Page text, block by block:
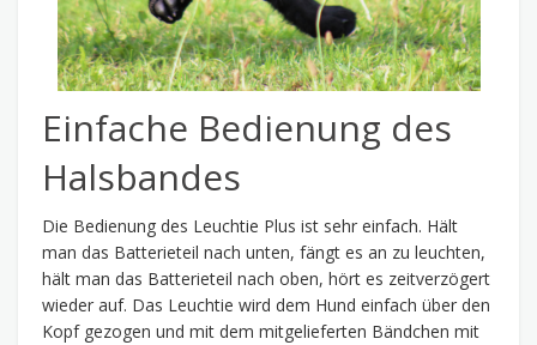
Einfache Bedienung des
Halsbandes
Die Bedienung des Leuchtie Plus ist sehr einfach. Hält
man das Batterieteil nach unten, fängt es an zu leuchten,
hält man das Batterieteil nach oben, hört es zeitverzögert
wieder auf. Das Leuchtie wird dem Hund einfach über den
Kopf gezogen und mit dem mitgelieferten Bändchen mit